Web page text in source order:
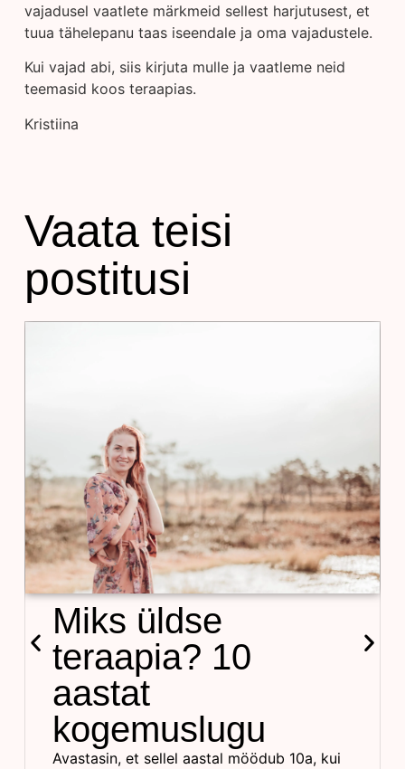
vajadusel vaatlete märkmeid sellest harjutusest, et
tuua tähelepanu taas iseendale ja oma vajadustele.
Kui vajad abi, siis kirjuta mulle ja vaatleme neid
teemasid koos teraapias.
Kristiina
Vaata teisi
postitusi
Miks üldse
teraapia? 10
aastat
kogemuslugu
Avastasin, et sellel aastal möödub 10a, kui